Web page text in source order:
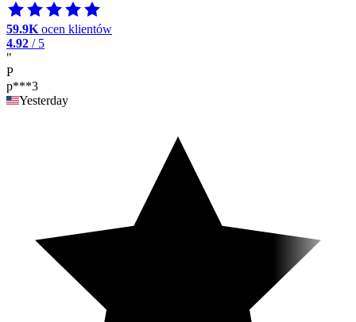
59.9K ocen klientów
4.92 / 5
"
P
p***3
Yesterday